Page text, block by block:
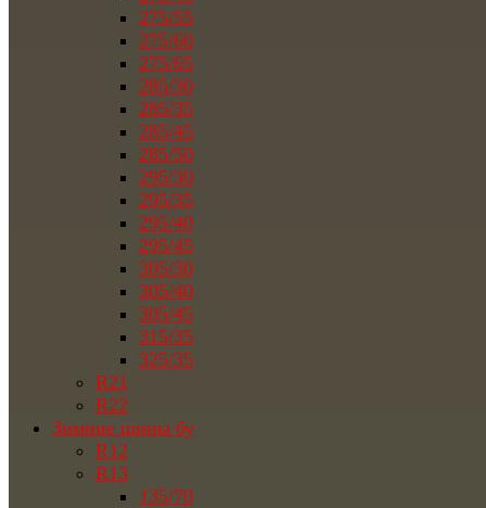
275/55
275/60
275/65
285/30
285/35
285/45
285/50
295/30
295/35
295/40
295/45
305/30
305/40
305/45
315/35
325/35
R21
R22
Зимние шины бу
R12
R13
135/70